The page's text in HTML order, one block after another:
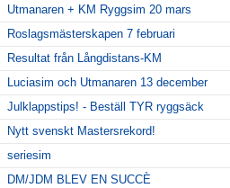
Utmanaren + KM Ryggsim 20 mars
Roslagsmästerskapen 7 februari
Resultat från Långdistans-KM
Luciasim och Utmanaren 13 december
Julklappstips! - Beställ TYR ryggsäck
Nytt svenskt Mastersrekord!
seriesim
DM/JDM BLEV EN SUCCÈ